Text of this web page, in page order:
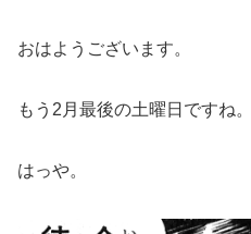
おはようございます。
もう2月最後の土曜日ですね。
はっや。